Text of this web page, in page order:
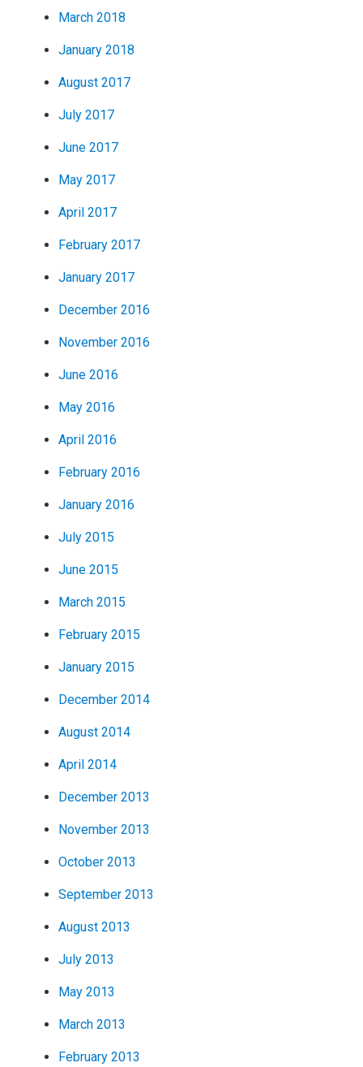
March 2018
January 2018
August 2017
July 2017
June 2017
May 2017
April 2017
February 2017
January 2017
December 2016
November 2016
June 2016
May 2016
April 2016
February 2016
January 2016
July 2015
June 2015
March 2015
February 2015
January 2015
December 2014
August 2014
April 2014
December 2013
November 2013
October 2013
September 2013
August 2013
July 2013
May 2013
March 2013
February 2013